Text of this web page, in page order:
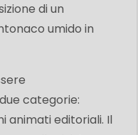
di un
umido in
categorie:
animati editoriali. Il